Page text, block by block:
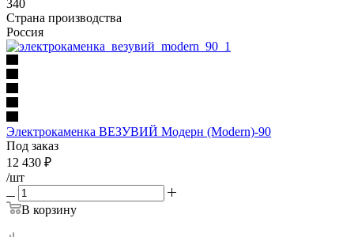
340
Страна производства
Россия
Электрокаменка ВЕЗУВИЙ Модерн (Modern)-90
Под заказ
12 430 ₽
/шт
В корзину